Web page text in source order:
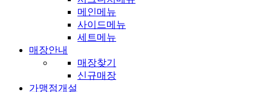
메인메뉴
사이드메뉴
세트메뉴
매장안내
매장찾기
신규매장
가맹점개설